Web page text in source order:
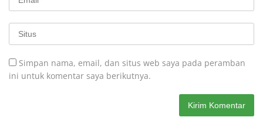
Simpan nama, email, dan situs web saya pada peramban
ini untuk komentar saya berikutnya.